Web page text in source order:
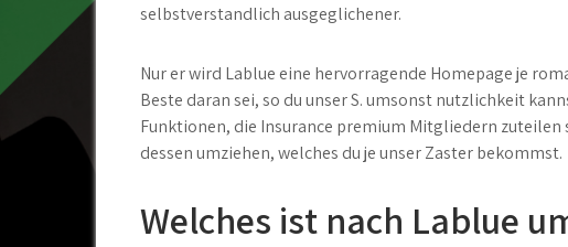
selbstverstandlich ausgeglichener.
Nur er wird Lablue eine hervorragende Homepage je
Beste daran sei, so du unser S. umsonst nutzlichkeit
Funktionen, die Insurance premium Mitgliedern
dessen umziehen, welches du je unser Zaster bekommst.
Welches ist nach Lablue